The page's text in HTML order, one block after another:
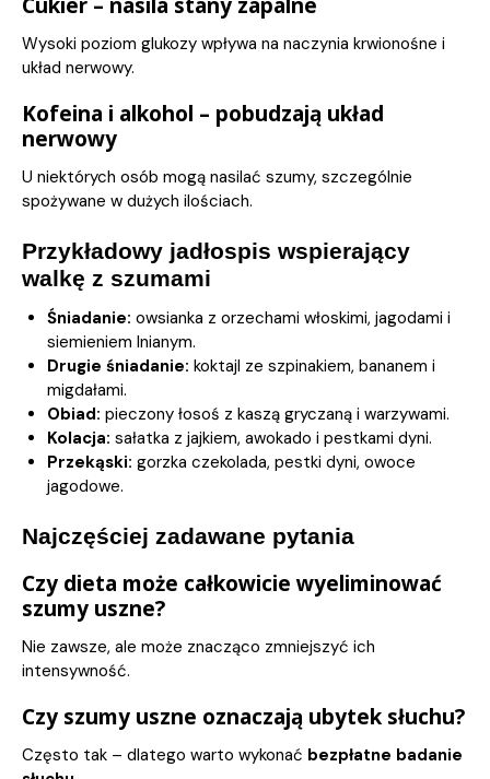
Wysoki poziom glukozy wpływa na naczynia krwionośne i
układ nerwowy.
Kofeina i alkohol – pobudzają układ
nerwowy
U niektórych osób mogą nasilać szumy, szczególnie
spożywane w dużych ilościach.
Przykładowy jadłospis wspierający
walkę z szumami
Śniadanie: owsianka z orzechami włoskimi, jagodami i
siemieniem lnianym.
Drugie śniadanie: koktajl ze szpinakiem, bananem i
migdałami.
Obiad: pieczony łosoś z kaszą gryczaną i warzywami.
Kolacja: sałatka z jajkiem, awokado i pestkami dyni.
Przekąski: gorzka czekolada, pestki dyni, owoce
jagodowe.
Najczęściej zadawane pytania
Czy dieta może całkowicie wyeliminować
szumy uszne?
Nie zawsze, ale może znacząco zmniejszyć ich
intensywność.
Czy szumy uszne oznaczają ubytek słuchu?
Często tak – dlatego warto wykonać bezpłatne badanie